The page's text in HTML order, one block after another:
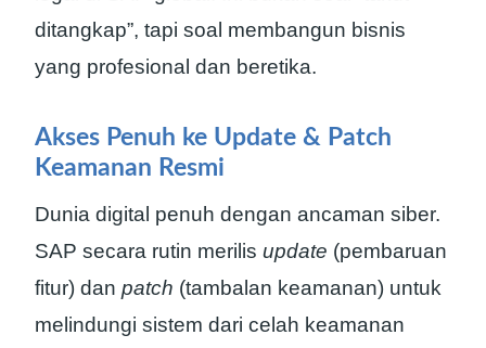
ditangkap”, tapi soal membangun bisnis
yang profesional dan beretika.
Akses Penuh ke Update & Patch
Keamanan Resmi
Dunia digital penuh dengan ancaman siber.
SAP secara rutin merilis update (pembaruan
fitur) dan patch (tambalan keamanan) untuk
melindungi sistem dari celah keamanan